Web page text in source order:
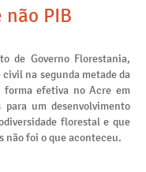
PIB
de Governo Florestania,
na segunda metade da
forma efetiva no Acre em
para um desenvolvimento
florestal e que
não foi o que aconteceu.